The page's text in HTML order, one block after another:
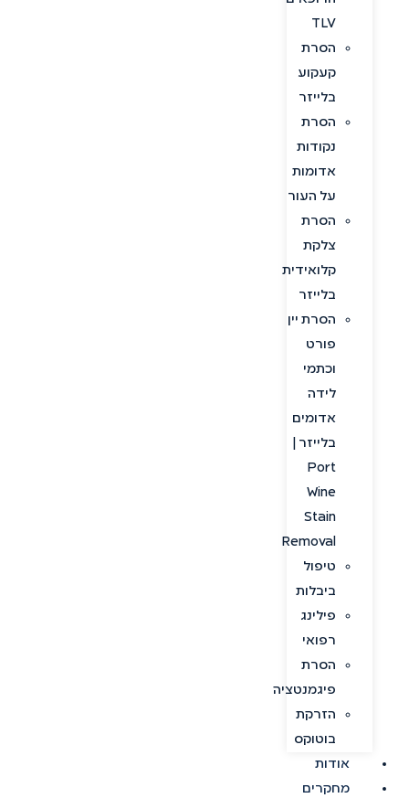
TLV
הסרת
קעקוע
בלייזר
הסרת
נקודות
אדומות
על העור
הסרת
צלקת
קלואידית
בלייזר
הסרת יין
פורט
וכתמי
לידה
אדומים
בלייזר |
Port
Wine
Stain
Removal
טיפול
ביבלות
פילינג
רפואי
הסרת
פיגמנטציה
הזרקת
בוטוקס
אודות
מחקרים